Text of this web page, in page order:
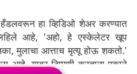
हा व्हिडिओ शेअर करण्यात
आहे, 'अहो, हे एस्केलेटर खूप
मुलाचा आत्ताच मृत्यू होऊ शकतो.'
आहे. यावर टिप्पणी करताना एकाने